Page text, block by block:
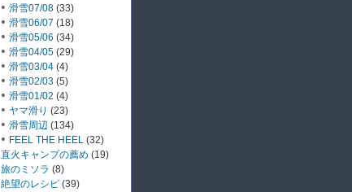
滑雪07/08 (33)
滑雪06/07 (18)
滑雪05/06 (34)
滑雪04/05 (29)
滑雪03/04 (4)
滑雪02/03 (5)
滑雪01/02 (4)
ヤマ滑り (23)
滑雪周辺 (134)
FEEL THE HEEL (32)
直火キャンプの薦め (19)
旅のミソラ (8)
絶望のレシピ (39)